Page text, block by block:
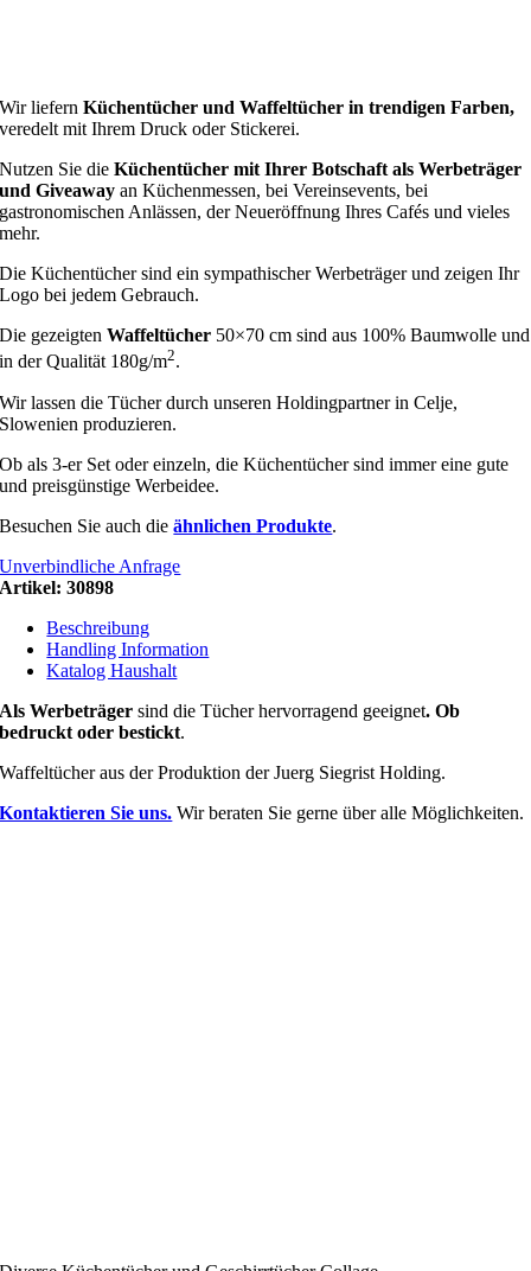
Wir liefernKüchentücher und Waffeltücher in trendigen Farben,
veredelt mit Ihrem Druck oder Stickerei.
Nutzen Sie dieKüchentücher mit Ihrer Botschaft als Werbeträger
und Giveaway an Küchenmessen, bei Vereinsevents, bei
gastronomischen Anlässen, der Neueröffnung Ihres Cafés und vieles
mehr.
Die Küchentücher sind ein sympathischer Werbeträger und zeigen Ihr
Logo bei jedem Gebrauch.
Die gezeigtenWaffeltücher 50×70 cm sind aus 100% Baumwolle und
in der Qualität 180g/m2.
Wir lassen die Tücher durch unseren Holdingpartner in Celje,
Slowenien produzieren.
Ob als 3-er Set oder einzeln, die Küchentücher sind immer eine gute
und preisgünstige Werbeidee.
Besuchen Sie auch dieähnlichen Produkte.
Unverbindliche Anfrage
Artikel:30898
Beschreibung
Handling Information
Katalog Haushalt
Als Werbeträgersind die Tücher hervorragend geeignet.Ob
bedruckt oder bestickt.
Waffeltücher aus der Produktion der Juerg Siegrist Holding.
Kontaktieren Sie uns. Wir beraten Sie gerne über alle Möglichkeiten.